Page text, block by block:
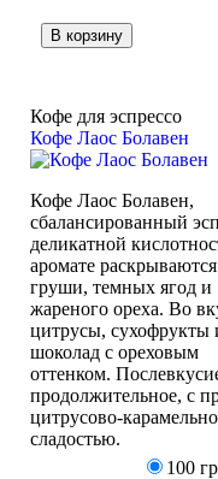
В корзину
Кофе для эспрессо
Кофе Лаос Болавен
Кофе Лаос Болавен,
сбалансированный
деликатной
аромате
груши, темных ягод и
жареного ореха. Во
цитрусы, сухофрукты
шоколад с ореховым
оттенком.
продолжительное, с
цитрусово-
сладостью.
100